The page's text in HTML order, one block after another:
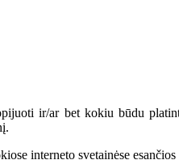
ir/ar bet kokiu būdu
interneto svetainėse